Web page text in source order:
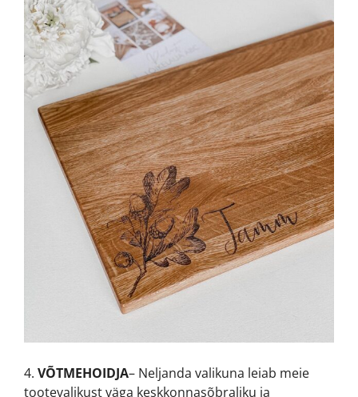
4. VÕTMEHOIDJA– Neljanda valikuna leiab meie
tootevalikust väga keskkonnasõbraliku ja